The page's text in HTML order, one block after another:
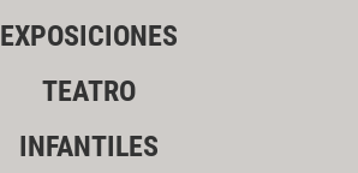
EXPOSICIONES
TEATRO
INFANTILES